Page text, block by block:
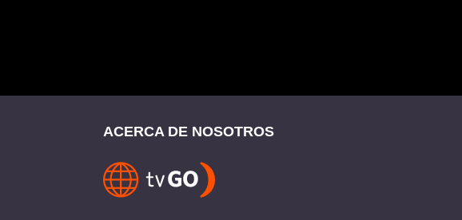
ACERCA DE NOSOTROS